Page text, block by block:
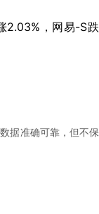
2.03%，网易-S跌
据准确可靠，但不保